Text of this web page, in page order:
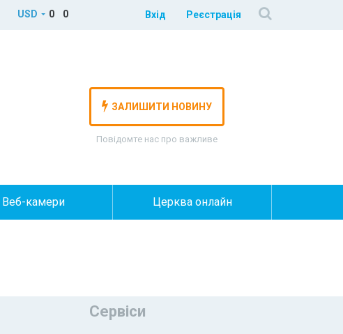
USD 0 0 Вхід Реєстрація
ЗАЛИШИТИ НОВИНУ
Повідомте нас про важливе
Веб-камери Церква онлайн
Сервіси